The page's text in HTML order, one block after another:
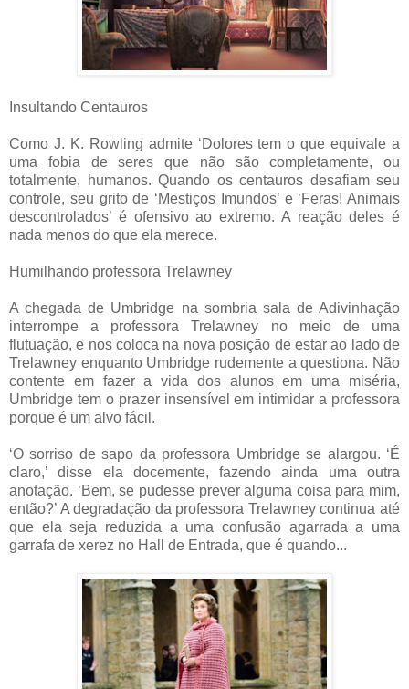
Insultando Centauros
Como J. K. Rowling admite ‘Dolores tem o que equivale a
uma fobia de seres que não são completamente, ou
totalmente, humanos. Quando os centauros desafiam seu
controle, seu grito de ‘Mestiços Imundos’ e ‘Feras! Animais
descontrolados’ é ofensivo ao extremo. A reação deles é
nada menos do que ela merece.
Humilhando professora Trelawney
A chegada de Umbridge na sombria sala de Adivinhação
interrompe a professora Trelawney no meio de uma
flutuação, e nos coloca na nova posição de estar ao lado de
Trelawney enquanto Umbridge rudemente a questiona. Não
contente em fazer a vida dos alunos em uma miséria,
Umbridge tem o prazer insensível em intimidar a professora
porque é um alvo fácil.
‘O sorriso de sapo da professora Umbridge se alargou. ‘É
claro,’ disse ela docemente, fazendo ainda uma outra
anotação. ‘Bem, se pudesse prever alguma coisa para mim,
então?’ A degradação da professora Trelawney continua até
que ela seja reduzida a uma confusão agarrada a uma
garrafa de xerez no Hall de Entrada, que é quando...